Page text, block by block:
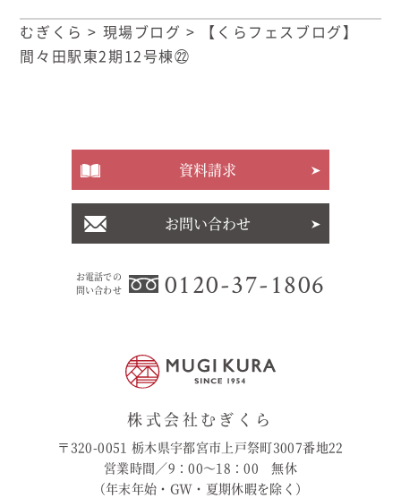
むぎくら > 現場ブログ >
【くらフェスブログ】
間々田駅東2期12号棟㉒
お電話での
問い合わせ
0120-37-1806
資料請求
お問い合わせ
株式会社むぎくら
〒320-0051 栃木県宇都宮市上戸祭町3007番地22
営業時間／9：00〜18：00 無休
（年末年始・GW・夏期休暇を除く）